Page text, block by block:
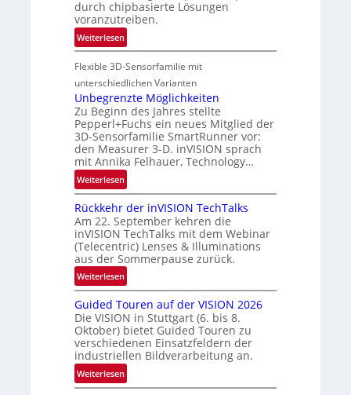
u
f
t
-
n
R
a
u
m
f
a
h
r
t
t
e
c
h
n
i
k
R
e
g
i
o
n
durch chipbasierte Lösungen
voranzutreiben.
Weiterlesen:
P
a
r
t
n
e
r
s
c
h
t
z
w
i
s
c
h
e
n
4
K
Flexible 3D-Sensorfamilie mit
unterschiedlichen Varianten
Unbegrenzte Möglichkeiten
Zu Beginn des Jahres stellte
Pepperl+Fuchs ein neues Mitglied der
3D-Sensorfamilie SmartRunner vor:
den Measurer 3-D. inVISION sprach
mit Annika Felhauer, Technology…
Weiterlesen:
U
n
b
e
g
r
e
z
t
e
M
ö
g
Rückkehr der inVISION TechTalks
Am 22. September kehren die
inVISION TechTalks mit dem Webinar
(Telecentric) Lenses & Illuminations
aus der Sommerpause zurück.
Weiterlesen:
R
ü
c
k
k
e
h
Guided Touren auf der VISION 2026
Die VISION in Stuttgart (6. bis 8.
Oktober) bietet Guided Touren zu
verschiedenen Einsatzfeldern der
industriellen Bildverarbeitung an.
Weiterlesen:
G